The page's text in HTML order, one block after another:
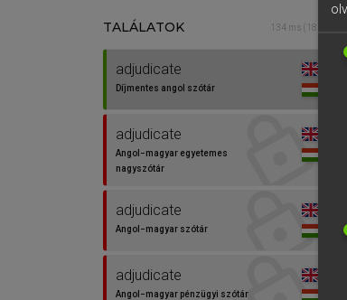
TALÁLATOK 134 ms (18 db)
adjudicate
Díjmentes angol szótár
adjudicate
Angol−magyar egyetemes
nagyszótár
adjudicate
Angol−magyar szótár
adjudicate
Angol−magyar pénzügyi szótár